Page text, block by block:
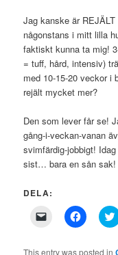
Jag kanske är REJÄLT
någonstans i mitt lilla
faktiskt kunna ta mig!
= tuff, hård, intensiv)
med 10-15-20 veckor i
rejält mycket mer?
Den som lever får se!
gång-i-veckan-vanan
svimfärdig-jobbigt!
sist… bara en sån sak!
DELA:
Click
link
Click
to
This entry was posted in